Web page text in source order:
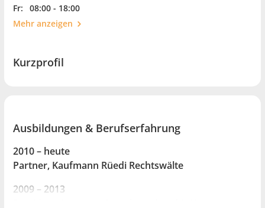
Fr:
08:00 - 18:00
Mehr anzeigen
Kurzprofil
Ausbildungen & Berufserfahrung
2010 – heute
Partner, Kaufmann Rüedi Rechtswälte
2009 – 2013